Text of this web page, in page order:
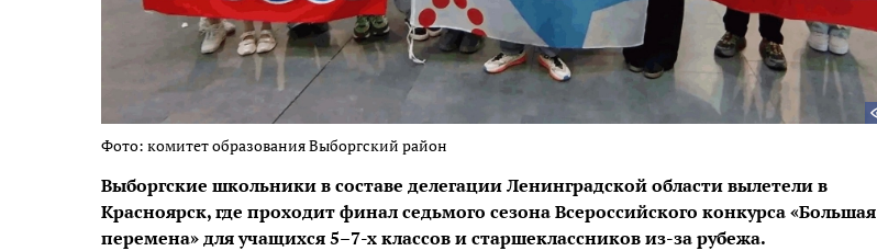
Фото: комитет образования Выборгский район
Выборгские школьники в составе делегации Ленинградской области вылетели в
Красноярск, где проходит финал седьмого сезона Всероссийского конкурса «Большая
перемена» для учащихся 5–7-х классов и старшеклассников из-за рубежа.